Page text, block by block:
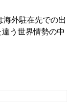
海外駐在先での出
う世界情勢の中